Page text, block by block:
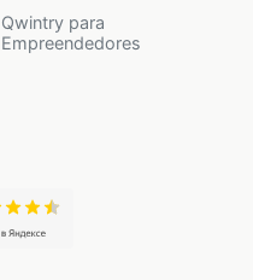
Qwintry para
Empreendedores